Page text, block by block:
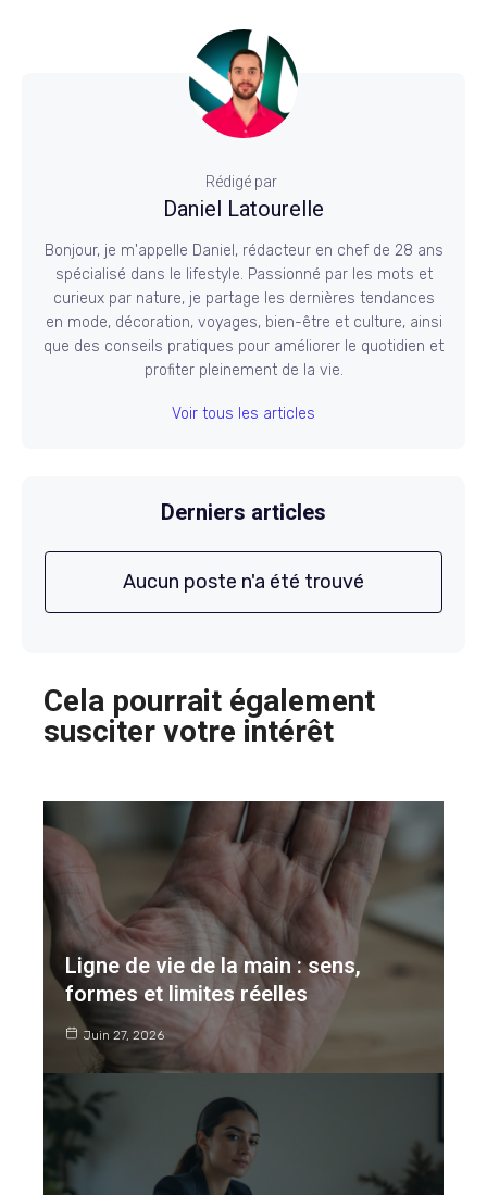
Rédigé par
Daniel Latourelle
Bonjour, je m'appelle Daniel, rédacteur en chef de 28 ans
spécialisé dans le lifestyle. Passionné par les mots et
curieux par nature, je partage les dernières tendances
en mode, décoration, voyages, bien-être et culture, ainsi
que des conseils pratiques pour améliorer le quotidien et
profiter pleinement de la vie.
Voir tous les articles
Derniers articles
Aucun poste n'a été trouvé
Cela pourrait également
susciter votre intérêt
Ligne de vie de la main : sens,
formes et limites réelles
Juin 27, 2026